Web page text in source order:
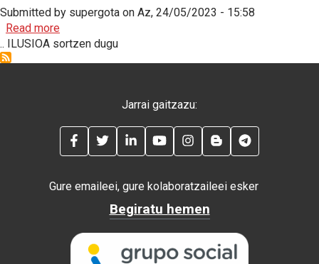
Submitted by supergota on Az, 24/05/2023 - 15:58
Read moreabout Ezintasunetik, bizitzak eraldatzen, ametsak
.. ILUSIOA sortzen dugu
Jarrai gaitzazu:
FACEBOOKTWITTERLINKEDINYOUTUBEINSTAGRAM
BLOG
Gure emaileei, gure kolaboratzaileei esker
Begiratu hemen